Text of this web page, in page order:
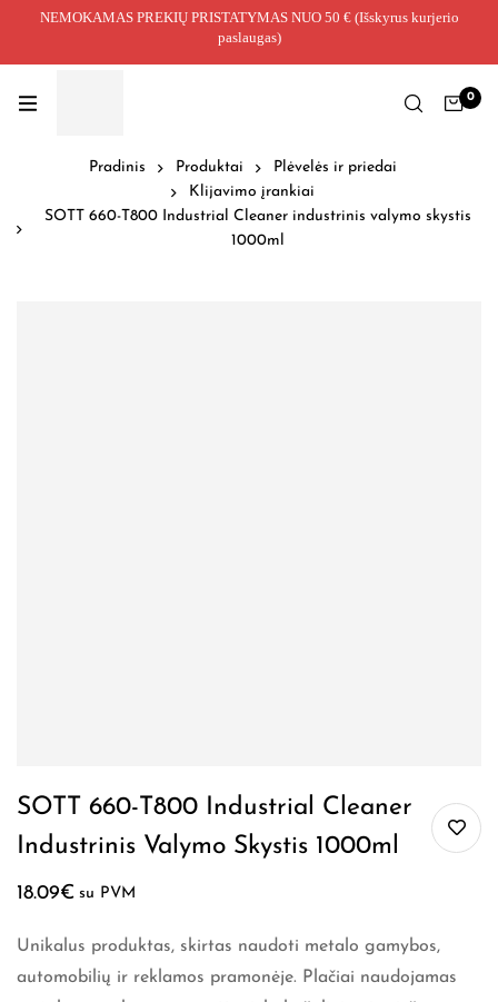
NEMOKAMAS PREKIŲ PRISTATYMAS NUO 50 € (Išskyrus kurjerio
paslaugas)
0
Pradinis Produktai
Plėvelės ir priedai
Klijavimo įrankiai
SOTT 660-T800 Industrial Cleaner industrinis valymo skystis
1000ml
SOTT 660-T800 Industrial Cleaner
Industrinis Valymo Skystis 1000ml
18.09€ su PVM
Unikalus produktas, skirtas naudoti metalo gamybos,
automobilių ir reklamos pramonėje. Plačiai naudojamas